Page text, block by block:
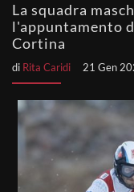
La squadra
l'appuntamento
Cortina
di Rita Caridi 21 Gen